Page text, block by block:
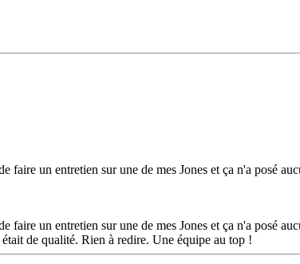
faire un entretien sur une de mes Jones et ça n'a posé
faire un entretien sur une de mes Jones et ça n'a posé
de qualité. Rien à redire. Une équipe au top !